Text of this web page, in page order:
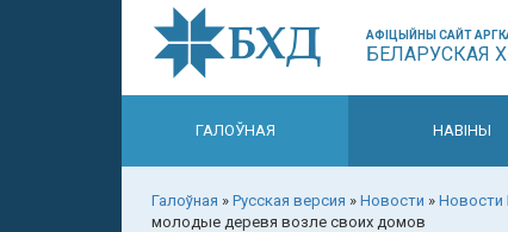
АФІЦЫЙНЫ САЙТ
БЕЛАРУСКАЯ
ГАЛОЎНАЯ НАВІНЫ
Галоўная » Русская версия » Новости »
молодые деревя возле своих домов